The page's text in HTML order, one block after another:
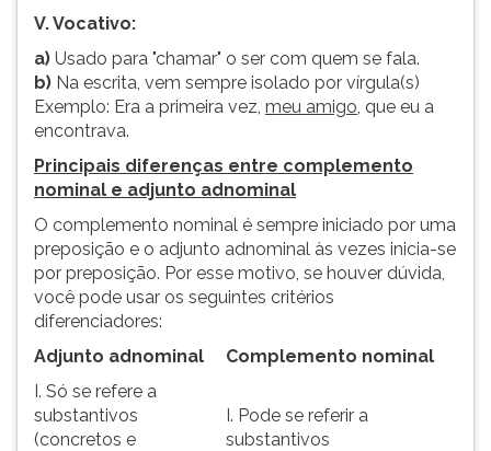
V. Vocativo:
a) Usado para "chamar" o ser com quem se fala.
b) Na escrita, vem sempre isolado por vírgula(s)
Exemplo: Era a primeira vez, meu amigo, que eu a
encontrava.
Principais diferenças entre complemento
nominal e adjunto adnominal
O complemento nominal é sempre iniciado por uma
preposição e o adjunto adnominal às vezes inicia-se
por preposição. Por esse motivo, se houver dúvida,
você pode usar os seguintes critérios
diferenciadores:
Adjunto adnominal
Complemento nominal
I. Só se refere a
substantivos
(concretos e
I. Pode se referir a
substantivos